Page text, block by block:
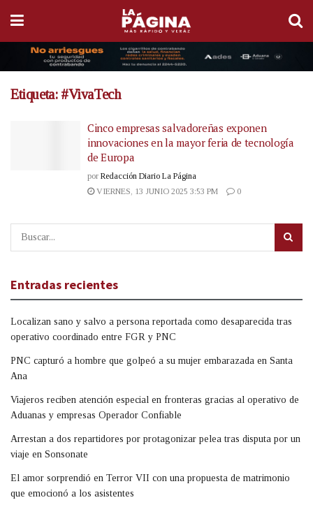
Etiqueta: #VivaTech
Cinco empresas salvadoreñas exponen
innovaciones en la mayor feria de tecnología
de Europa
por Redacción Diario La Página
VIERNES, 13 JUNIO 2025 3:53 PM
0
Entradas recientes
Localizan sano y salvo a persona reportada como desaparecida tras
operativo coordinado entre FGR y PNC
PNC capturó a hombre que golpeó a su mujer embarazada en Santa
Ana
Viajeros reciben atención especial en fronteras gracias al operativo de
Aduanas y empresas Operador Confiable
Arrestan a dos repartidores por protagonizar pelea tras disputa por un
viaje en Sonsonate
El amor sorprendió en Terror VII con una propuesta de matrimonio
que emocionó a los asistentes